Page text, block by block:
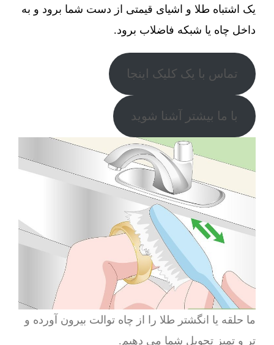
یک اشتباه طلا و اشیای قیمتی از دست شما برود و به
داخل چاه یا شبکه فاضلاب برود.
تماس با یک کلیک اینجا
با ما بیشتر آشنا شوید
ما حلقه یا انگشتر طلا را از چاه توالت بیرون آورده و
تر و تمیز تحویل شما می دهیم.